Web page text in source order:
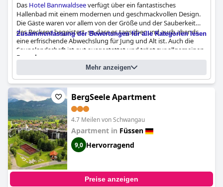
Das Hotel Bannwaldseeverfügt über ein fantastisches
Hallenbad mit einem modernen und geschmackvollen Design.
Die Gäste waren vor allem von der Größe und der Sauberkeit
des Beckens begeistert, so dass es tagsüber und auch abends
eine erfrischende Abwechslung für Jung und Alt ist. Auch die
Saunalandschaft ist gut ausgestattet und trägt zur allgemeinen
Entspannung bei.
Zusammenfassung der Bewertungen für alle Kategorien lesen
Fragebogen
Antworten zuletzt aktualisiert von Hotel Bannwaldsee
Standort des Pools: Innenpool
Wann hat der Pool geöffnet? Ganzjährig
Öffnungszeiten: 07:00 - 22:00
Mehr anzeigen
BergSeele Apartment
4.7 Meilen von Schwangau
Apartment in Füssen
9,0 Hervorragend
Preise anzeigen